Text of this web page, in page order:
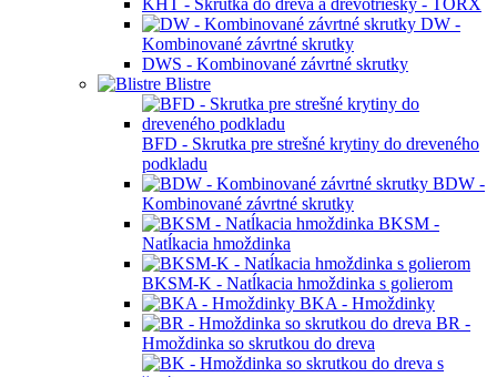
DM - Skrutka fosfátová pre sadrokartónové
dosky HZ
Samovrtná skrutka TEX
WOPCV - Skrutka pre montáž okenných rámov
ku kovaniu
WTEXPCV - Skrutka pre montáž okenných
rámov typu
KHT - Skrutka do dreva a drevotriesky - TORX
DW -
Kombinované závrtné skrutky
DWS - Kombinované závrtné skrutky
Blistre